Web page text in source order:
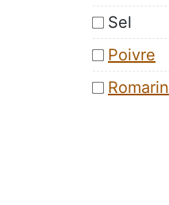
Sel
Poivre
Romarin